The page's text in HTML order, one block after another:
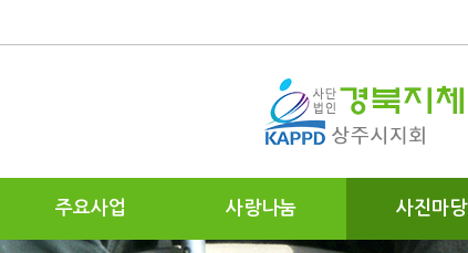
주요사업 사랑나눔 사진마당